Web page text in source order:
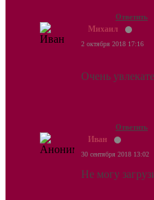
Ответить
Михаил
2 октября 2018 17:16
Очень
Ответить
Иван
30 сентября 2018 13:02
Не могу